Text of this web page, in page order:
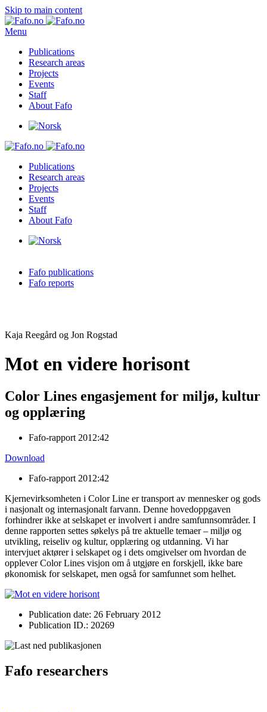
Skip to main content
Menu
Publications
Research areas
Projects
Events
Staff
About Fafo
Publications
Research areas
Projects
Events
Staff
About Fafo
Fafo publications
Fafo reports
Kaja Reegård og Jon Rogstad
Mot en videre horisont
Color Lines engasjement for miljø, kultur
og opplæring
Fafo-rapport 2012:42
Download
Fafo-rapport 2012:42
Kjernevirksomheten i Color Line er transport av mennesker og gods
i nasjonalt og internasjonalt farvann. Denne hovedoppgaven
forhindrer ikke at selskapet er involvert i andre samfunnsområder. I
denne rapporten settes søkelys på tre aktuelle temaer – miljø og
utvikling, reiseliv og kultur, opplæring og utdanning. Vi har
intervjuet aktører i selskapet og i dets omgivelser om hvordan de
opplever Color Lines visjon om å utgjøre en forskjell, ikke bare
økonomisk for selskapet, men også for samfunnet som helhet.
Publication date: 26 February 2012
Publication ID.: 20269
Fafo researchers